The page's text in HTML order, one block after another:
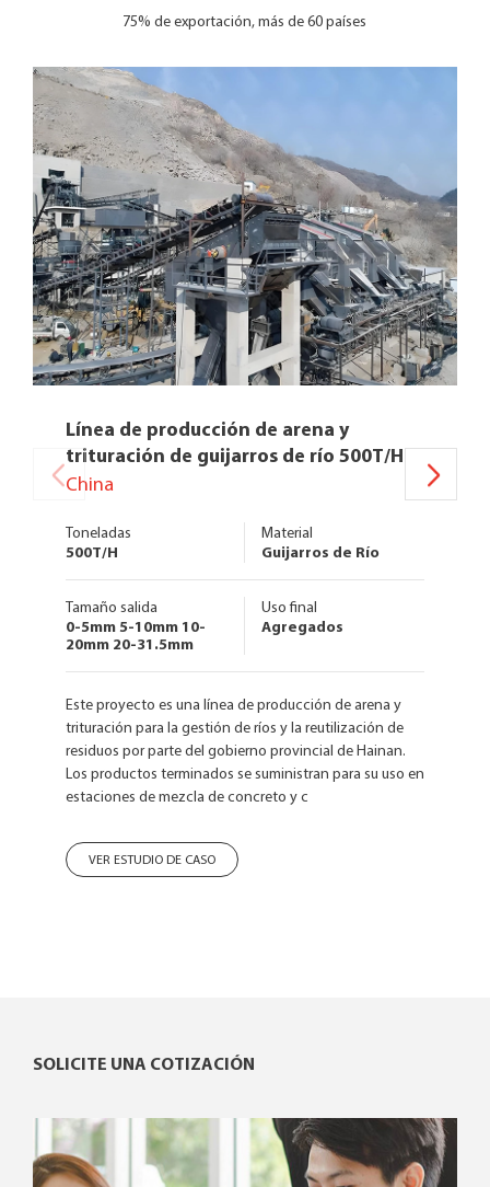
75% de exportación, más de 60 países
Línea de producción de arena y
trituración de guijarros de río 500T/H
China
Toneladas
500T/H
Material
Guijarros de Río
Tamaño salida
0-5mm 5-10mm 10-
20mm 20-31.5mm
Uso final
Agregados
Este proyecto es una línea de producción de arena y
trituración para la gestión de ríos y la reutilización de
residuos por parte del gobierno provincial de Hainan.
Los productos terminados se suministran para su uso en
estaciones de mezcla de concreto y c
VER ESTUDIO DE CASO
SOLICITE UNA COTIZACIÓN